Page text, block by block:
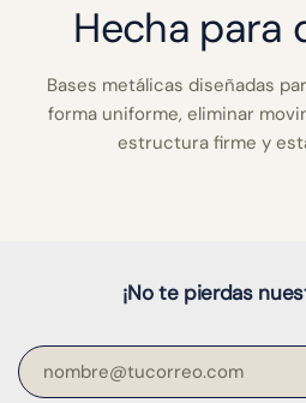
Hecha para
Bases metálicas diseñadas
forma uniforme, eliminar
estructura firme y
¡No te pierdas